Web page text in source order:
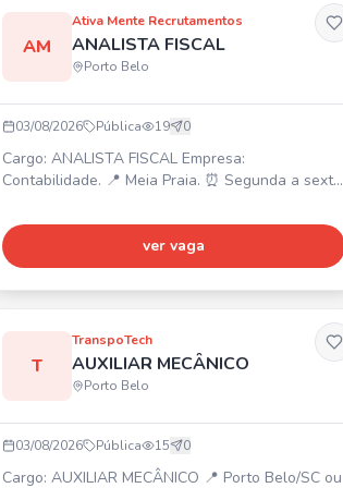
AM
Ativa Mente Recrutamentos
ANALISTA FISCAL
Porto Belo
03/08/2026 Pública 19 0
Cargo: ANALISTA FISCAL Empresa:
Contabilidade. 📍 Meia Praia. ⏰ Segunda a sexta,
Requisitos: Superior completo ou cursando
Ciências Contábeis, disponibilidade,
conhecimento de legislação, pontualidade.
Rotinas do departamento fiscal empresas do
importações, conferência de notas fiscais e
document
ver vaga
T
TranspoTech
AUXILIAR MECÂNICO
Porto Belo
03/08/2026 Pública 15 0
Cargo: AUXILIAR MECÂNICO 📍 Porto Belo/SC ou